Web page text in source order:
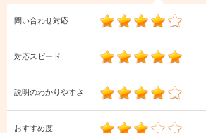
問い合わせ対応
対応スピード
説明のわかりやすさ
おすすめ度